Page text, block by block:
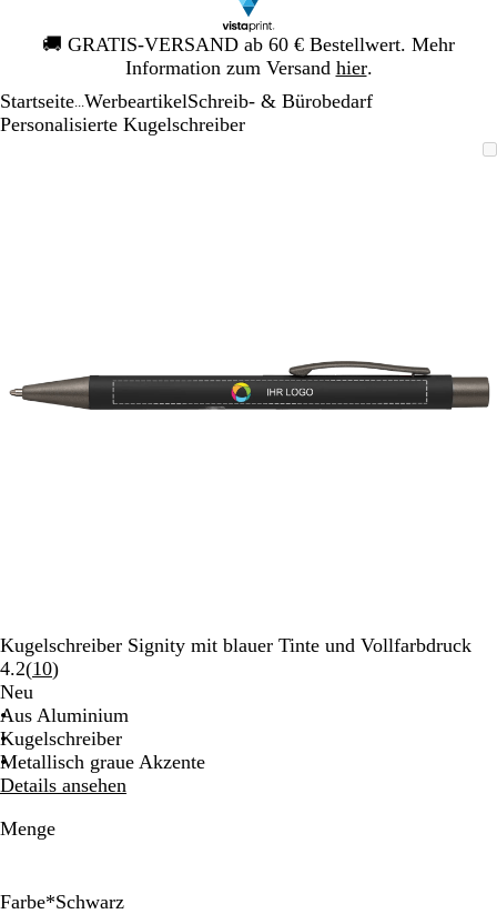
🚚 GRATIS-VERSAND ab 60 € Bestellwert. Mehr
Information zum Versand hier.
Galeriebild
1
Startseite WerbeartikelSchreib- & Bürobedarf
Personalisierte Kugelschreiber
die
Pfeiltasten
Kugelschreiber Signity mit blauer Tinte und Vollfarbdruck
4.2(10Bewertungen
lesen
)
Neu
Aus Aluminium
Kugelschreiber
Metallisch graue Akzente
Details ansehen
Menge
Farbe*Schwarz